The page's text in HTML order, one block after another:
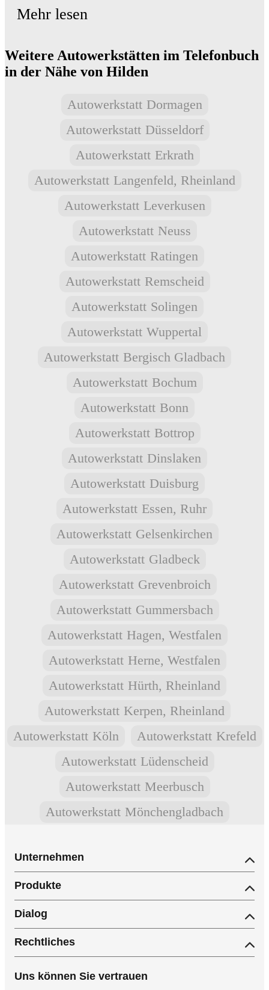
Mehr lesen
Weitere Autowerkstätten im Telefonbuch
in der Nähe von Hilden
Autowerkstatt Dormagen
Autowerkstatt Düsseldorf
Autowerkstatt Erkrath
Autowerkstatt Langenfeld, Rheinland
Autowerkstatt Leverkusen
Autowerkstatt Neuss
Autowerkstatt Ratingen
Autowerkstatt Remscheid
Autowerkstatt Solingen
Autowerkstatt Wuppertal
Autowerkstatt Bergisch Gladbach
Autowerkstatt Bochum
Autowerkstatt Bonn
Autowerkstatt Bottrop
Autowerkstatt Dinslaken
Autowerkstatt Duisburg
Autowerkstatt Essen, Ruhr
Autowerkstatt Gelsenkirchen
Autowerkstatt Gladbeck
Autowerkstatt Grevenbroich
Autowerkstatt Gummersbach
Autowerkstatt Hagen, Westfalen
Autowerkstatt Herne, Westfalen
Autowerkstatt Hürth, Rheinland
Autowerkstatt Kerpen, Rheinland
Autowerkstatt Köln Autowerkstatt Krefeld
Autowerkstatt Lüdenscheid
Autowerkstatt Meerbusch
Autowerkstatt Mönchengladbach
Unternehmen
Produkte
Dialog
Rechtliches
Uns können Sie vertrauen